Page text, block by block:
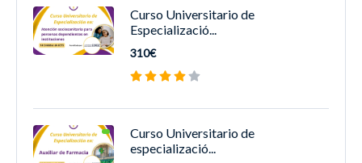
Curso Universitario de
Especializació...
310€
Curso Universitario de
especializació...